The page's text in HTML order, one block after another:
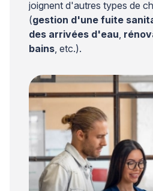
joignent d'autres types de
(gestion d'une fuite
des arrivées d'eau,
bains, etc.).